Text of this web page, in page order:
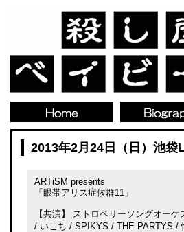
2013年2月24日（日）池袋
ARTiSM presents
「眼帯アリス症候群11」
【共演】 ストロベリーソングオー
/ いこち / SPIKYS / THE PARTYS /